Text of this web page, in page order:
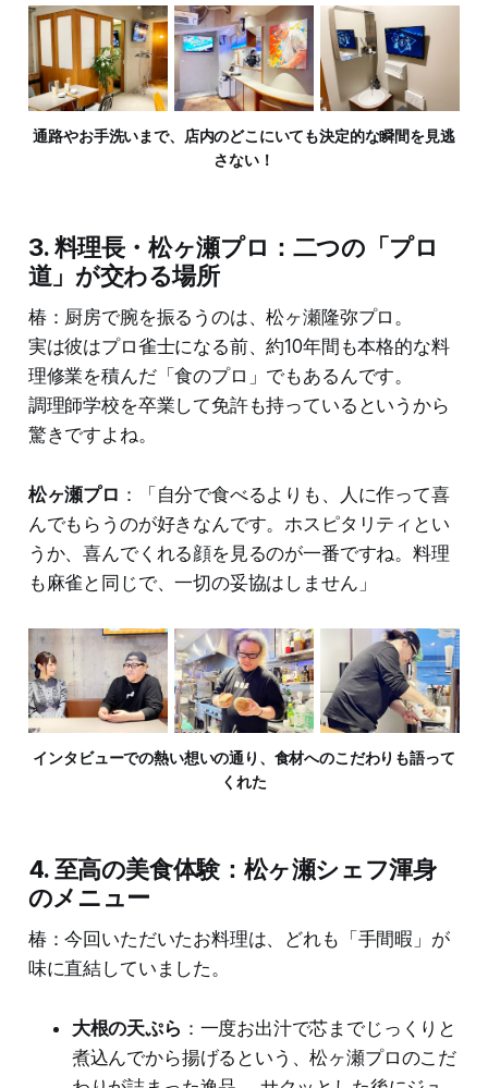
通路やお手洗いまで、店内のどこにいても決定的な瞬間を見逃
さない！
3. 料理長・松ヶ瀬プロ：二つの「プロ
道」が交わる場所
椿：厨房で腕を振るうのは、松ヶ瀬隆弥プロ。
実は彼はプロ雀士になる前、約10年間も本格的な料
理修業を積んだ「食のプロ」でもあるんです。
調理師学校を卒業して免許も持っているというから
驚きですよね。
松ヶ瀬プロ ：「自分で食べるよりも、人に作って喜
んでもらうのが好きなんです。ホスピタリティとい
うか、喜んでくれる顔を見るのが一番ですね。料理
も麻雀と同じで、一切の妥協はしません」
インタビューでの熱い想いの通り、食材へのこだわりも語って
くれた
4. 至高の美食体験：松ヶ瀬シェフ渾身
のメニュー
椿：今回いただいたお料理は、どれも「手間暇」が
味に直結していました。
大根の天ぷら ：一度お出汁で芯までじっくりと
煮込んでから揚げるという、松ヶ瀬プロのこだ